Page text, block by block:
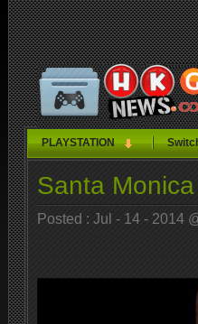
PLAYSTATION
Santa
Posted : Jul - 14 - 2014